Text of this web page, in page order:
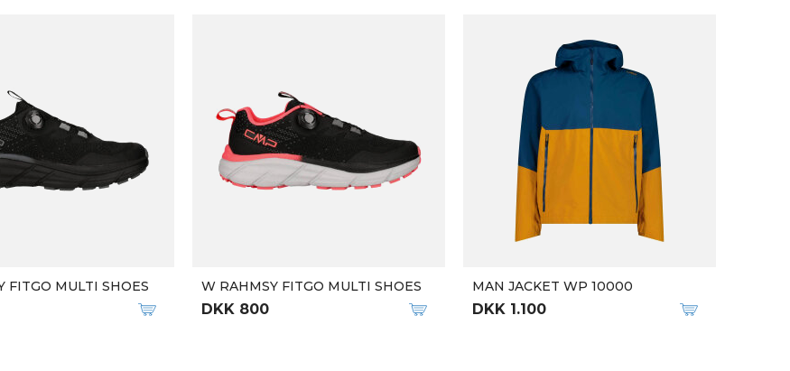
FITGO MULTI SHOES W RAHMSY FITGO MULTI SHOES
DKK 800
MAN JACKET WP 10000
DKK 1.100